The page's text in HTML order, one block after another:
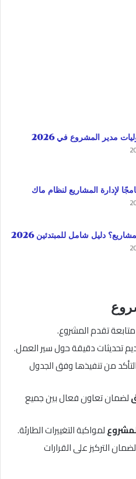
مدير المشروع في 2026
دليل شامل للمبتدئين 2026
تقدم المشروع.
تحديثات دقيقة حول سير العمل.
من تنفيذها وفق الجدول
لضمان تعاون فعال بين جميع
لمواكبة التغييرات الطارئة.
لضمان التركيز على القرارات